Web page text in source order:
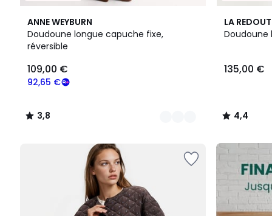
ANNE WEYBURN
Doudoune longue capuche fixe,
réversible
€
souscrivez
programme
92,65 €
109,00 €
3,8
/ 5
2
Couleurs
3,8
/
LA
Doudoune
135,00 €
4,4
/ 5
4,4
/
FINAL
CLEARANCE